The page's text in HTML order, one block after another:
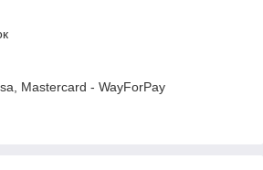
Mastercard - WayForPay